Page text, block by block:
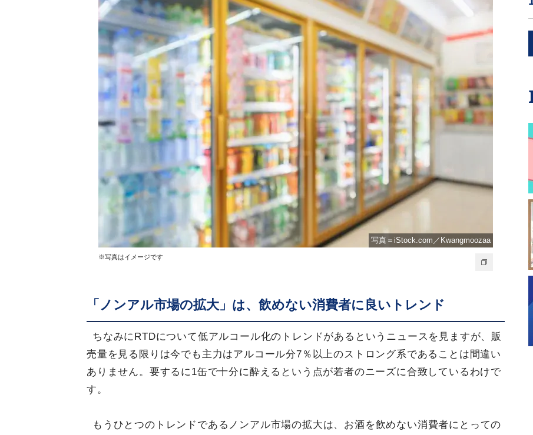
写真＝iStock.com／Kwangmoozaa
※写真はイメージです
「ノンアル市場の拡大」は、飲めない消費者に良いトレンド
ちなみにRTDについて低アルコール化のトレンドがあるというニュースを見ますが、販
売量を見る限りは今でも主力はアルコール分7％以上のストロング系であることは間違い
ありません。要するに1缶で十分に酔えるという点が若者のニーズに合致しているわけで
す。
もうひとつのトレンドであるノンアル市場の拡大は、お酒を飲めない消費者にとっての